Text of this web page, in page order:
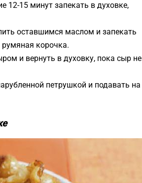
12-15 минут запекать в духовке,
оставшимся маслом и запекать
корочка.
и вернуть в духовку, пока сыр не
петрушкой и подавать на